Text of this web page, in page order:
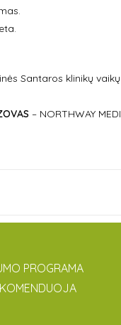
Santaros klinikų
– NORTHWAY
PROGRAMA